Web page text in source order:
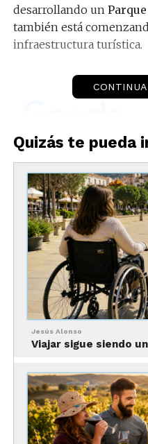
desarrollando un
también está
infraestructura turística.
Cómo llegar
Quizás te pueda
Jesús Alonso
Viajar sigue siendo